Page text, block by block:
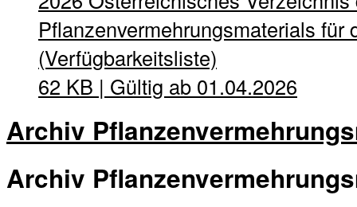
Pflanzenvermehrungsmaterials
(Verfügbarkeitsliste)
62 KB | Gültig ab 01.04.2026
Archiv
Archiv